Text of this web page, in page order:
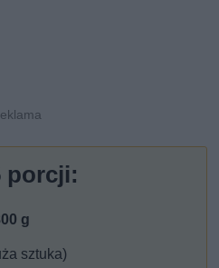
porcji:
g
sztuka)